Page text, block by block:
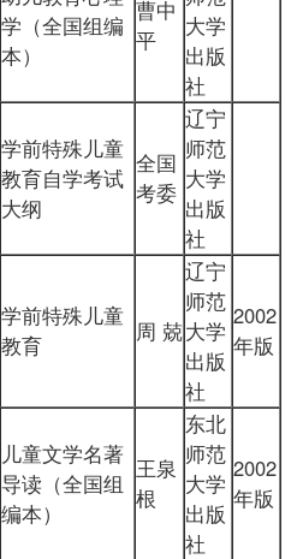
学（全国组编
本）
曹中
平
大学
出版
社
学前特殊儿童
教育自学考试
大纲
全国
考委
辽宁
师范
大学
出版
社
学前特殊儿童
教育
周 兢
辽宁
师范
大学
出版
社
2002
年版
儿童文学名著
导读（全国组
编本）
王泉
根
东北
师范
大学
出版
社
2002
年版